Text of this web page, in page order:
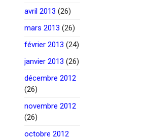
avril 2013 (26)
mars 2013 (26)
février 2013 (24)
janvier 2013 (26)
décembre 2012
(26)
novembre 2012
(26)
octobre 2012